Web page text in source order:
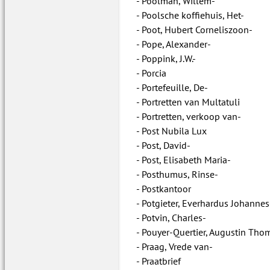
Poolsche koffiehuis, Het-
Poot, Hubert Corneliszoon-
Pope, Alexander-
Poppink, J.W.-
Porcia
Portefeuille, De-
Portretten van Multatuli
Portretten, verkoop van-
Post Nubila Lux
Post, David-
Post, Elisabeth Maria-
Posthumus, Rinse-
Postkantoor
Potgieter, Everhardus
Potvin, Charles-
Pouyer-Quertier, Augustin
Praag, Vrede van-
Praatbrief